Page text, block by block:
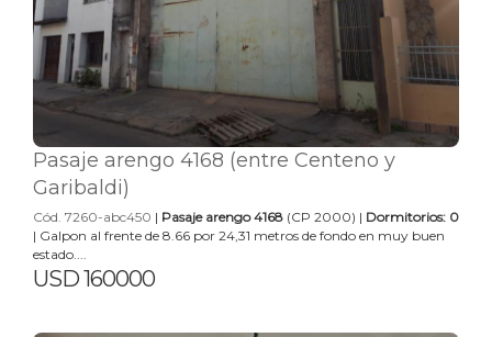
Pasaje arengo 4168 (entre Centeno y
Garibaldi)
Cód. 7260-abc450 | Pasaje arengo 4168 (CP 2000) | Dormitorios: 0
| Galpon al frente de 8.66 por 24,31 metros de fondo en muy buen
estado....
USD 160000